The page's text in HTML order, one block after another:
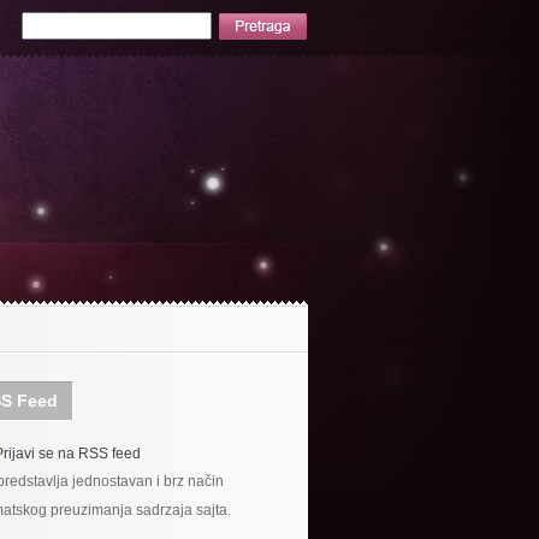
Feed
se na RSS feed
jednostavan i brz način
preuzimanja sadrzaja sajta.